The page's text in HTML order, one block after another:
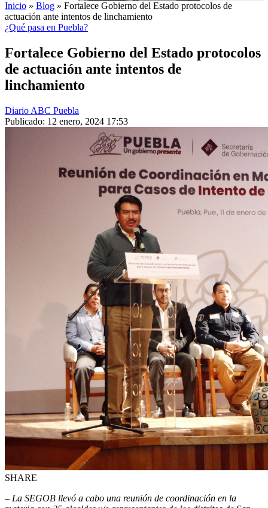
Inicio » Blog » Fortalece Gobierno del Estado protocolos de
actuación ante intentos de linchamiento
¿Qué pasa en Puebla?
Fortalece Gobierno del Estado protocolos
de actuación ante intentos de
linchamiento
Diario ABC Puebla
Publicado: 12 enero, 2024 17:53
SHARE
– La SEGOB llevó a cabo una reunión de coordinación en la